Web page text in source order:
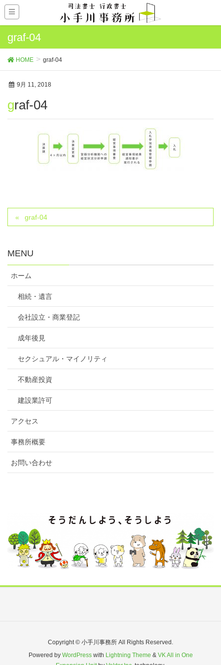
graf-04
HOME graf-04
9月 11, 2018
graf-04
graf-04
MENU
ホーム
相続・遺言
会社設立・商業登記
成年後見
セクシュアル・マイノリティ
不動産投資
建設業許可
アクセス
事務所概要
お問い合わせ
Copyright © 小手川事務所 All Rights Reserved.
Powered by WordPresswith Lightning Theme & VK All in One